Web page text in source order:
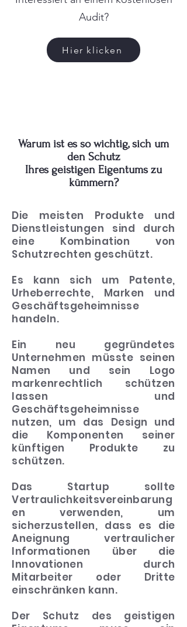
Audit?
Hier klicken
Warum ist es so wichtig, sich um
den Schutz
Ihres geistigen Eigentums zu
kümmern?
Die meisten Produkte und
Dienstleistungen sind durch
eine Kombination von
Schutzrechten geschützt.
Es kann sich um Patente,
Urheberrechte, Marken und
Geschäftsgeheimnisse
handeln.
Ein neu gegründetes
Unternehmen müsste seinen
Namen und sein Logo
markenrechtlich schützen
lassen und
Geschäftsgeheimnisse
nutzen, um das Design und
die Komponenten seiner
künftigen Produkte zu
schützen.
Das Startup sollte
Vertraulichkeitsvereinbarung
en verwenden, um
sicherzustellen, dass es die
Aneignung vertraulicher
Informationen über die
Innovationen durch
Mitarbeiter oder Dritte
einschränken kann.
Der Schutz des geistigen